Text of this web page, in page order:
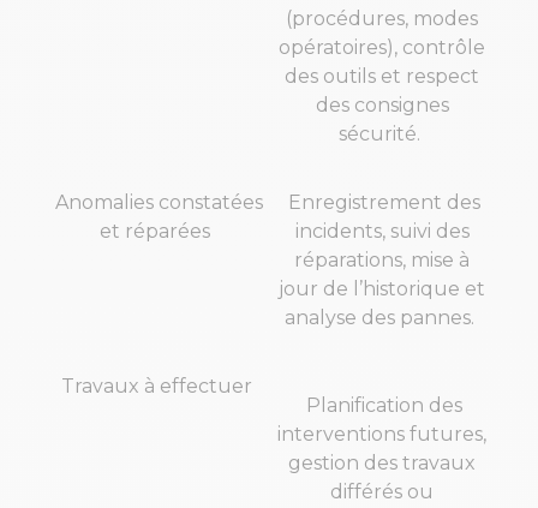
(procédures, modes
opératoires), contrôle
des outils et respect
des consignes
sécurité.
Anomalies constatées
et réparées
Enregistrement des
incidents, suivi des
réparations, mise à
jour de l’historique et
analyse des pannes.
Travaux à effectuer
Planification des
interventions futures,
gestion des travaux
différés ou